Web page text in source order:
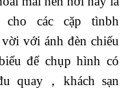
các cặp tìnbh
với ánh đèn chiếu
để chụp hình có
quay，khách sạn